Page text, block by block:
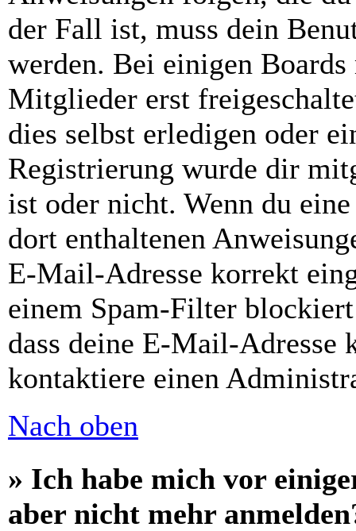
der Fall ist, muss dein
werden. Bei einigen Boards
Mitglieder erst
dies selbst erledigen oder
Registrierung wurde dir
ist oder nicht. Wenn du
dort enthaltenen
E-Mail-Adresse korrekt
einem Spam-Filter
dass deine E-Mail-Adresse
kontaktiere einen
Nach oben
» Ich habe mich vor
aber nicht mehr